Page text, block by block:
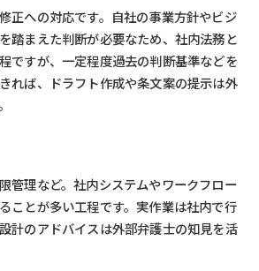
正への対応です。自社の事業方針やビジ
踏まえた判断が必要なため、社内法務と
ですが、一定程度過去の判断基準などを
れば、ドラフト作成や条文案の提示は外
管理など。社内システムやワークフロー
ことが多い工程です。実作業は社内で行
計のアドバイスは外部弁護士の知見を活